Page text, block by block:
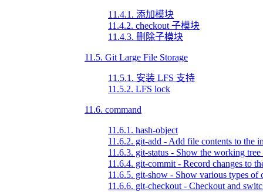
11.4.1. 添加模块
11.4.2. checkout 子模块
11.4.3. 删除子模块
11.5. Git Large File Storage
11.5.1. 安装 LFS 支持
11.5.2. LFS lock
11.6. command
11.6.1. hash-object
11.6.2. git-add - Add file contents to the
11.6.3. git-status - Show the working tree
11.6.4. git-commit - Record changes to
11.6.5. git-show - Show various types of
11.6.6. git-checkout - Checkout and